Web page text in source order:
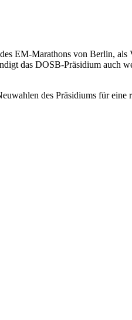
EM-Marathons von Berlin,
das DOSB-Präsidium auch
des Präsidiums für eine